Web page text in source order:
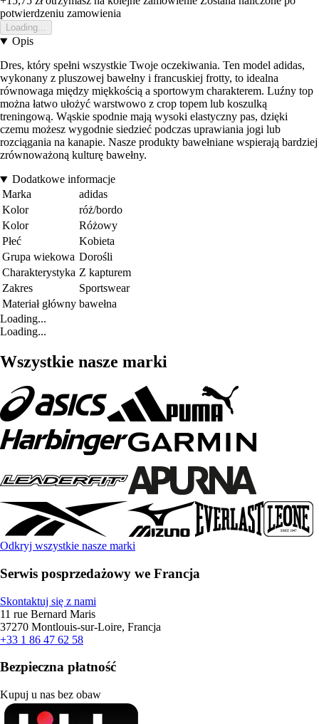
potwierdzeniu zamowienia
Loading...
Opis
Dres, który spełni wszystkie Twoje oczekiwania. Ten model adidas,
wykonany z pluszowej bawełny i francuskiej frotty, to idealna
równowaga między miękkością a sportowym charakterem. Luźny top
można łatwo ułożyć warstwowo z crop topem lub koszulką
treningową. Wąskie spodnie mają wysoki elastyczny pas, dzięki
czemu możesz wygodnie siedzieć podczas uprawiania jogi lub
rozciągania na kanapie. Nasze produkty bawełniane wspierają bardziej
zrównoważoną kulturę bawełny.
Dodatkowe informacje
Marka
adidas
Kolor
róż/bordo
Kolor
Różowy
Płeć
Kobieta
Grupa wiekowa Dorośli
Charakterystyka Z kapturem
Zakres
Sportswear
Materiał główny bawełna
Loading...
Loading...
Wszystkie nasze marki
Odkryj wszystkie nasze marki
Serwis posprzedażowy we Francja
Skontaktuj się z nami
11 rue Bernard Maris
37270 Montlouis-sur-Loire, Francja
+33 1 86 47 62 58
Bezpieczna płatność
Kupuj u nas bez obaw